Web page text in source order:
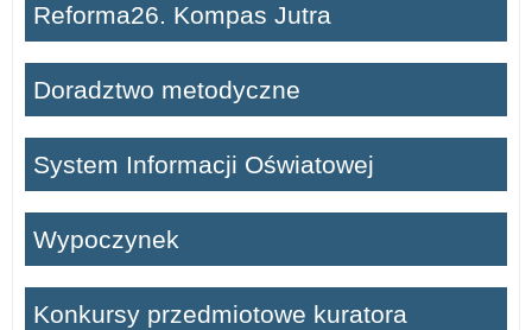
Reforma26. Kompas Jutra
Doradztwo metodyczne
System Informacji Oświatowej
Wypoczynek
Konkursy przedmiotowe kuratora